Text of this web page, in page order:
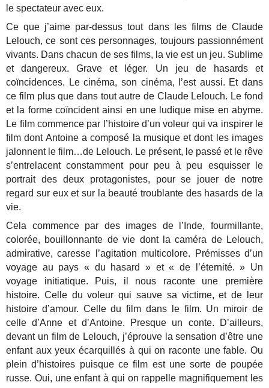
le spectateur avec eux.
Ce que j’aime par-dessus tout dans les films de Claude
Lelouch, ce sont ces personnages, toujours passionnément
vivants. Dans chacun de ses films, la vie est un jeu. Sublime
et dangereux. Grave et léger. Un jeu de hasards et
coïncidences. Le cinéma, son cinéma, l’est aussi. Et dans
ce film plus que dans tout autre de Claude Lelouch. Le fond
et la forme coïncident ainsi en une ludique mise en abyme.
Le film commence par l’histoire d’un voleur qui va inspirer le
film dont Antoine a composé la musique et dont les images
jalonnent le film…de Lelouch. Le présent, le passé et le rêve
s’entrelacent constamment pour peu à peu esquisser le
portrait des deux protagonistes, pour se jouer de notre
regard sur eux et sur la beauté troublante des hasards de la
vie.
Cela commence par des images de l’Inde, fourmillante,
colorée, bouillonnante de vie dont la caméra de Lelouch,
admirative, caresse l’agitation multicolore. Prémisses d’un
voyage au pays « du hasard » et « de l’éternité. » Un
voyage initiatique. Puis, il nous raconte une première
histoire. Celle du voleur qui sauve sa victime, et de leur
histoire d’amour. Celle du film dans le film. Un miroir de
celle d’Anne et d’Antoine. Presque un conte. D’ailleurs,
devant un film de Lelouch, j’éprouve la sensation d’être une
enfant aux yeux écarquillés à qui on raconte une fable. Ou
plein d’histoires puisque ce film est une sorte de poupée
russe. Oui, une enfant à qui on rappelle magnifiquement les